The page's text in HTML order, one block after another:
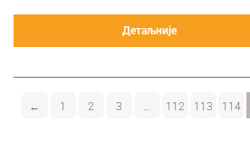
Детаљније
← 1 2 3 112 113 114